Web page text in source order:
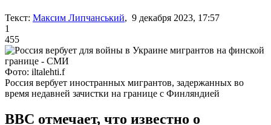
Текст: Максим Липчанський, 9 декабря 2023, 17:57
1
455
Фото: iltalehti.f
Россия вербует иностранных мигрантов, задержанных во
время недавней зачистки на границе с Финляндией
ВВС отмечает, что известно о